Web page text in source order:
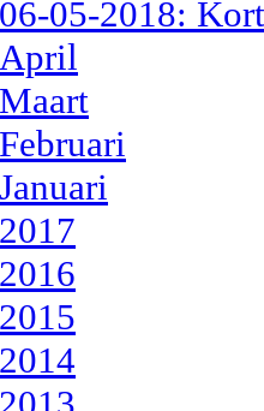
06-05-2018:
April
Maart
Februari
Januari
2017
2016
2015
2014